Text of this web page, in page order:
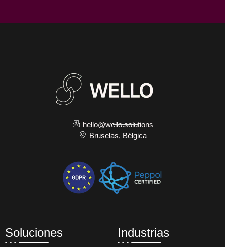
hello@wello.solutions
Bruselas, Bélgica
Soluciones Industrias